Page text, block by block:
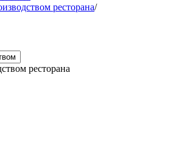
ресторана/
ресторана